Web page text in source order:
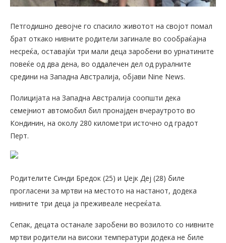
Петгодишно девојче го спасило животот на својот помал
брат откако нивните родители загинале во сообраќајна
несреќа, оставајќи три мали деца заробени во урнатините
повеќе од два дена, во оддалечен дел од руралните
средини на Западна Австралија, објави Nine News.
Полицијата на Западна Австралија соопшти дека
семејниот автомобил бил пронајден вчераутрото во
Кондинин, на околу 280 километри источно од градот
Перт.
Родителите Синди Бредок (25) и Џејк Деј (28) биле
прогласени за мртви на местото на настанот, додека
нивните три деца ја преживеале несреќата.
Сепак, децата останале заробени во возилото со нивните
мртви родители на високи температури додека не биле